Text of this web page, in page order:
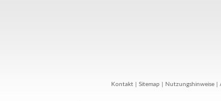
Kontakt Sitemap Nutzungshinweise